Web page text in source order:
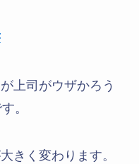
上司がウザかろう
。
きく変わります。